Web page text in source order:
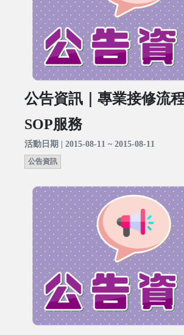
公告資訊｜專業接修流
SOP服務
活動日期 | 2015-08-11 ~ 2015-08-11
公告資訊